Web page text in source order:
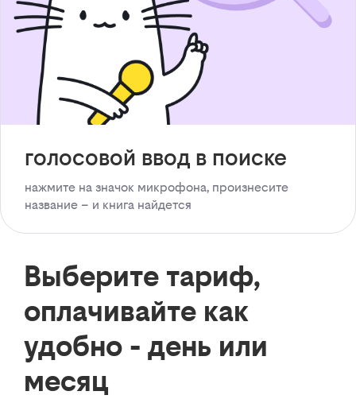
голосовой ввод в поиске
нажмите на значок микрофона, произнесите
название – и книга найдется
Выберите тариф,
оплачивайте как
удобно - день или
месяц